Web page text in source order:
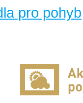
pro pohyb